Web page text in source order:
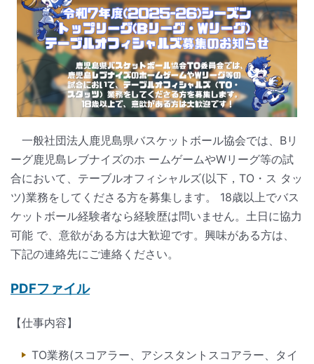
一般社団法人鹿児島県バスケットボール協会では、Bリ
ーグ鹿児島レブナイズのホ ームゲームやWリーグ等の試
合において、テーブルオフィシャルズ(以下，TO・ス タッ
ツ)業務をしてくださる方を募集します。 18歳以上でバス
ケットボール経験者なら経験歴は問いません。土日に協力
可能 で、意欲がある方は大歓迎です。興味がある方は、
下記の連絡先にご連絡ください。
PDFファイル
【仕事内容】
TO業務(スコアラー、アシスタントスコアラー、タイ